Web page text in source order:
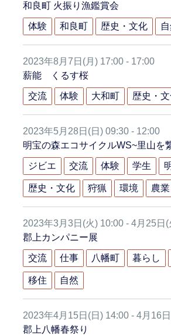
和良町 火振り漁鑑賞会
体験 和良町 歴史・文化
2023年8月7日(月) 17:00 - 17:00
薪能 くるす桜
交流 体験 大和町 歴史・
2023年5月28日(日) 09:30 - 12:00
明宝の森エコサイクルWS~里山を
ジビエ 交流 体験 学生
歴史・文化 狩猟 環境 農業
2023年3月3日(火) 10:00 - 4月25日(
郡上カンパニー展
交流 仕事 八幡町 暮らし
移住 自然
2023年4月15日(日) 14:00 - 4月16
郡上八幡春祭り